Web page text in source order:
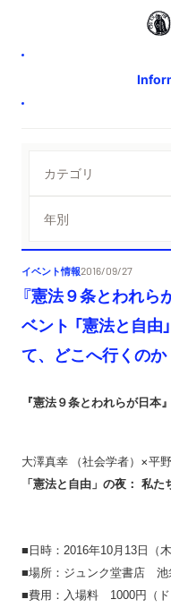
イベント情報2016/09/27
『憲法９条とわれら
ベント 「憲法と自
て、どこへ行くのか
『憲法９条とわれらが日本』
大澤真幸 （社会学者） ×平
「憲法と自由」の夜： 私た
■日時：2016年10月13日（
■場所：ジュンク堂書店
■費用：入場料 1000円（ド